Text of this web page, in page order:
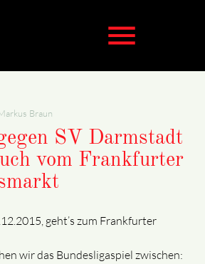
menu
Braun
SV Darmstadt
vom Frankfurter
geht’s zum Frankfurter
wir das Bundesligaspiel zwischen: